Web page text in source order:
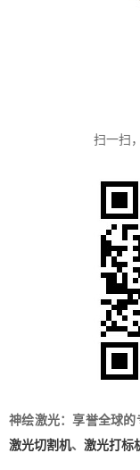
扫一扫
神绘激光：享誉全球
激光切割机、 激光打标